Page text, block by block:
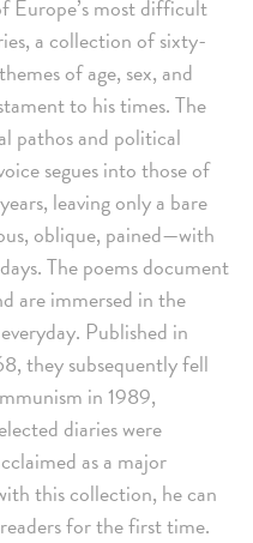
Europe’s most difficult
a collection of sixty-
of age, sex, and
to his times. The
pathos and political
segues into those of
leaving only a bare
oblique, pained—with
The poems document
are immersed in the
Published in
they subsequently fell
in 1989,
diaries were
as a major
this collection, he can
for the first time.